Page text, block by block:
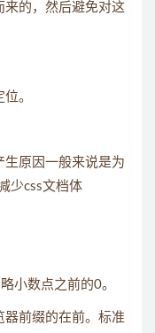
来的，然后避免对这
。
生原因一般来说是为
少css文档体
小数点之前的0。
器前缀的在前。标准